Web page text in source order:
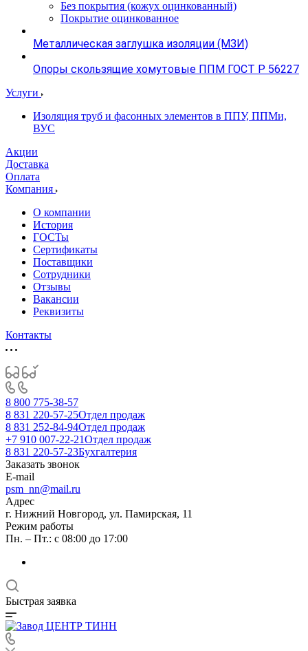
Без покрытия (кожух оцинкованный)
Покрытие оцинкованное
Металлическая заглушка изоляции (МЗИ)
Опоры скользящие хомутовые ППМ ГОСТ Р 56227
Услуги
Изоляция труб и фасонных элементов в ППУ, ППМи,
ВУС
Акции
Доставка
Оплата
Компания
О компании
История
ГОСТы
Сертификаты
Поставщики
Сотрудники
Отзывы
Вакансии
Реквизиты
Контакты
8 800 775-38-57
8 831 220-57-25Отдел продаж
8 831 252-84-94Отдел продаж
+7 910 007-22-21Отдел продаж
8 831 220-57-23Бухгалтерия
Заказать звонок
E-mail
psm_nn@mail.ru
Адрес
г. Нижний Новгород, ул. Памирская, 11
Режим работы
Пн. – Пт.: с 08:00 до 17:00
Быстрая заявка